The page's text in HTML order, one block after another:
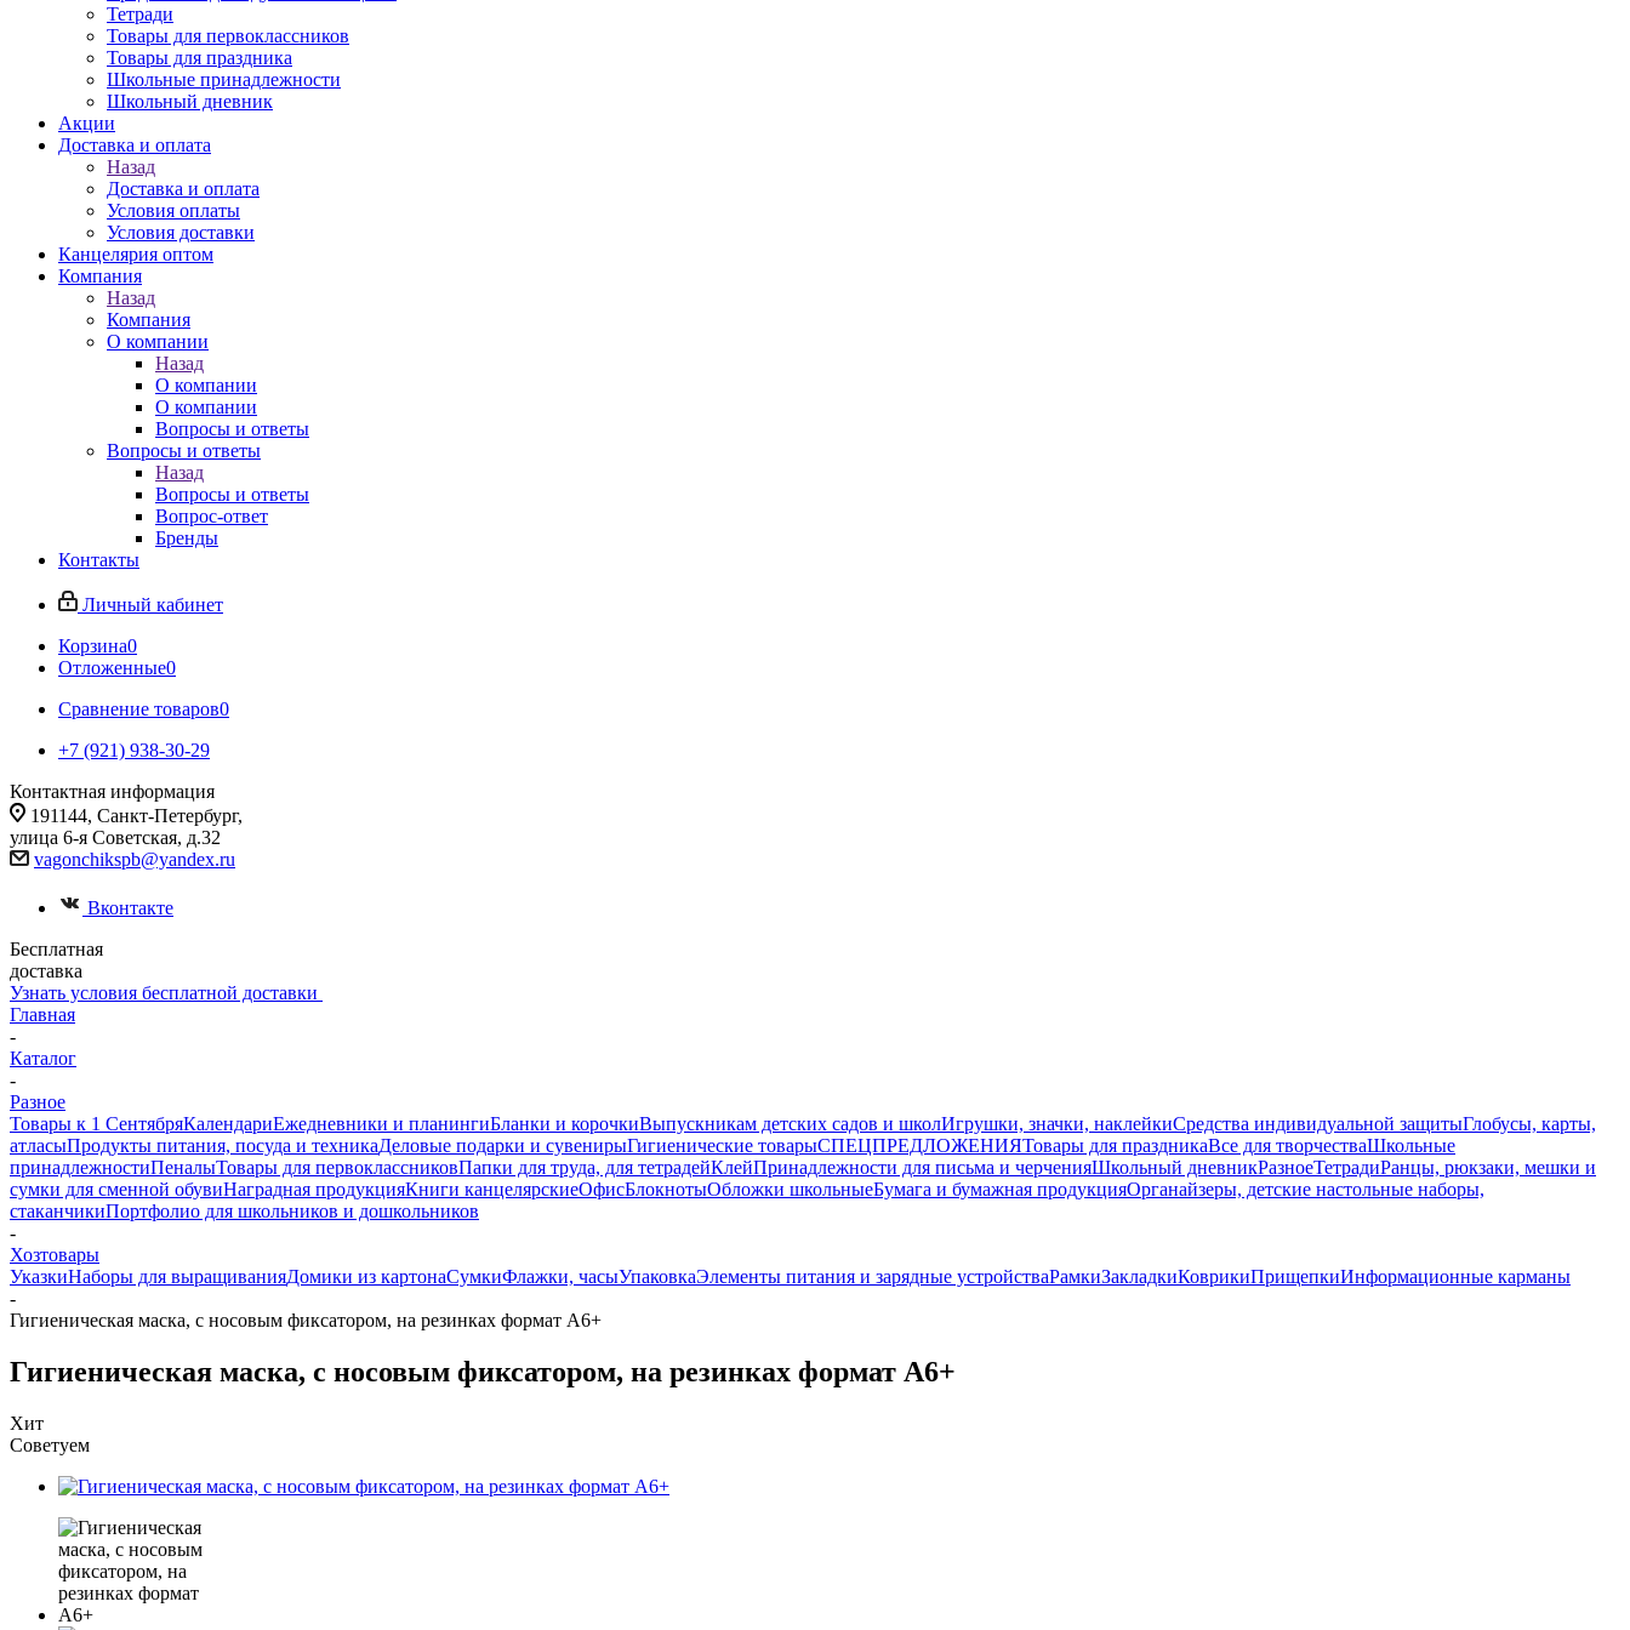
Тетради
Товары для первоклассников
Товары для праздника
Школьные принадлежности
Школьный дневник
Акции
Доставка и оплата
Назад
Доставка и оплата
Условия оплаты
Условия доставки
Канцелярия оптом
Компания
Назад
Компания
О компании
Назад
О компании
О компании
Вопросы и ответы
Вопросы и ответы
Назад
Вопросы и ответы
Вопрос-ответ
Бренды
Контакты
Личный кабинет
Корзина0
Отложенные0
Сравнение товаров0
+7 (921) 938-30-29
Контактная информация
191144, Санкт-Петербург,
улица 6-я Советская, д.32
vagonchikspb@yandex.ru
Вконтакте
Бесплатная
доставка
Узнать условия бесплатной доставки
Главная
-
Каталог
-
Разное
Товары к 1 СентябряКалендариЕжедневники и планингиБланки и корочкиВыпускникам детских садов и школИгрушки, значки, наклейкиСредства индивидуальной защитыГлобусы, карты,
атласыПродукты питания, посуда и техникаДеловые подарки и сувенирыГигиенические товарыСПЕЦПРЕДЛОЖЕНИЯТовары для праздникаВсе для творчестваШкольные
принадлежностиПеналыТовары для первоклассниковПапки для труда, для тетрадейКлейПринадлежности для письма и черченияШкольный дневникРазноеТетрадиРанцы, рюкзаки, мешки и
сумки для сменной обувиНаградная продукцияКниги канцелярскиеОфисБлокнотыОбложки школьныеБумага и бумажная продукцияОрганайзеры, детские настольные наборы,
стаканчикиПортфолио для школьников и дошкольников
-
Хозтовары
УказкиНаборы для выращиванияДомики из картонаСумкиФлажки, часыУпаковкаЭлементы питания и зарядные устройстваРамкиЗакладкиКоврикиПрищепкиИнформационные карманы
-
Гигиеническая маска, с носовым фиксатором, на резинках формат А6+
Гигиеническая маска, с носовым фиксатором, на резинках формат А6+
Хит
Советуем